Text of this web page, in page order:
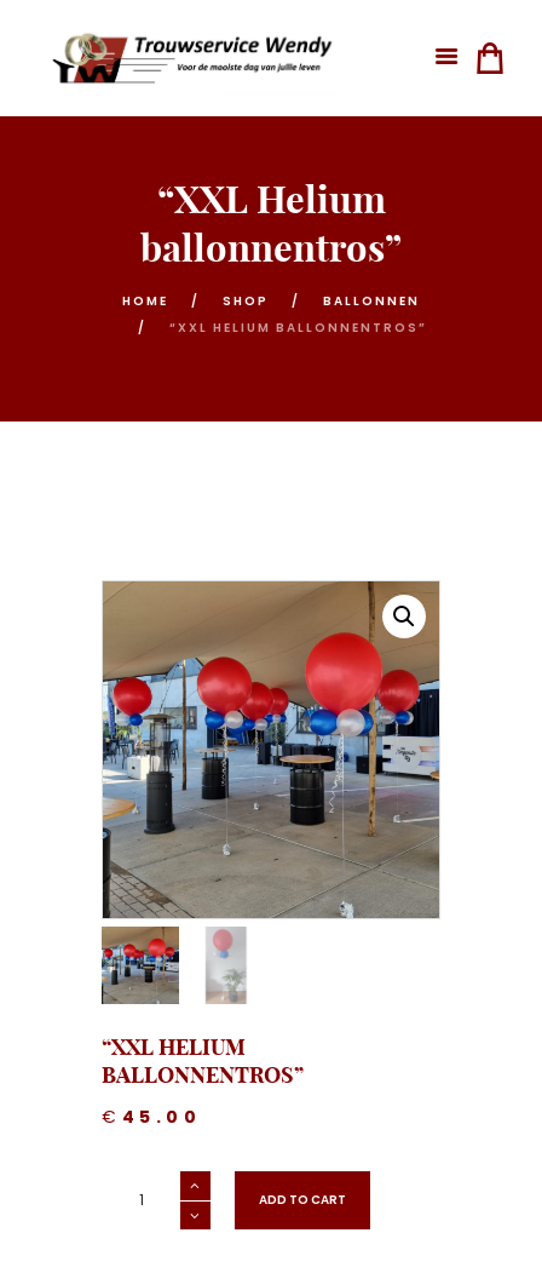
“XXL Helium
ballonnentros”
HOME SHOP
BALLONNEN
“XXL HELIUM BALLONNENTROS”
“XXL HELIUM
BALLONNENTROS”
€ 45.00
Helium
ballonnentros" ADD TO CART